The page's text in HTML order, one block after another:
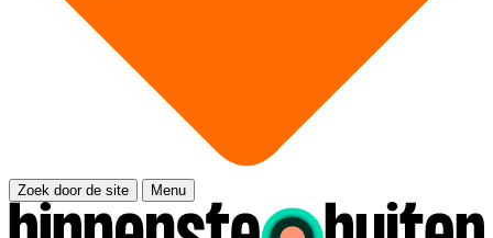
Zoek door de site Menu